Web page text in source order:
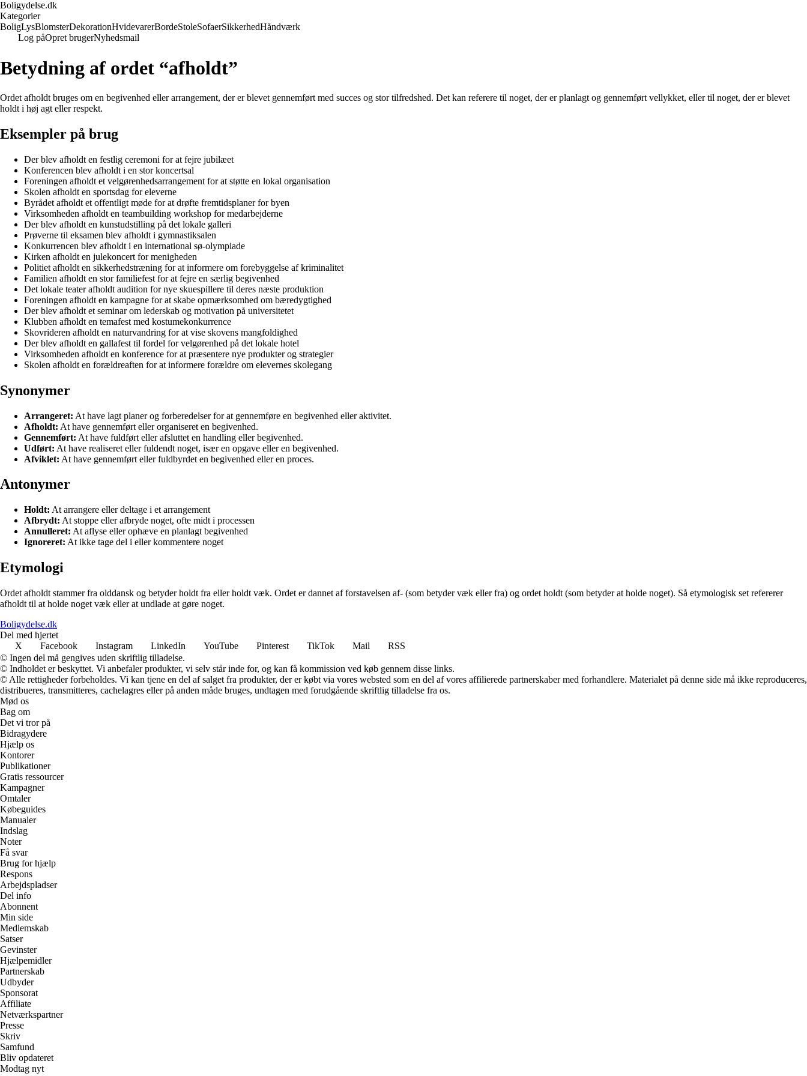
Boligydelse.dk
Kategorier
BoligLysBlomsterDekorationHvidevarerBordeStoleSofaerSikkerhedHåndværk
Log påOpret brugerNyhedsmail
Betydning af ordet “afholdt”
Ordet afholdt bruges om en begivenhed eller arrangement, der er blevet gennemført med succes og stor tilfredshed. Det kan referere til noget, der er planlagt og gennemført vellykket, eller til noget, der er blevet
holdt i høj agt eller respekt.
Eksempler på brug
Der blev afholdt en festlig ceremoni for at fejre jubilæet
Konferencen blev afholdt i en stor koncertsal
Foreningen afholdt et velgørenhedsarrangement for at støtte en lokal organisation
Skolen afholdt en sportsdag for eleverne
Byrådet afholdt et offentligt møde for at drøfte fremtidsplaner for byen
Virksomheden afholdt en teambuilding workshop for medarbejderne
Der blev afholdt en kunstudstilling på det lokale galleri
Prøverne til eksamen blev afholdt i gymnastiksalen
Konkurrencen blev afholdt i en international sø-olympiade
Kirken afholdt en julekoncert for menigheden
Politiet afholdt en sikkerhedstræning for at informere om forebyggelse af kriminalitet
Familien afholdt en stor familiefest for at fejre en særlig begivenhed
Det lokale teater afholdt audition for nye skuespillere til deres næste produktion
Foreningen afholdt en kampagne for at skabe opmærksomhed om bæredygtighed
Der blev afholdt et seminar om lederskab og motivation på universitetet
Klubben afholdt en temafest med kostumekonkurrence
Skovrideren afholdt en naturvandring for at vise skovens mangfoldighed
Der blev afholdt en gallafest til fordel for velgørenhed på det lokale hotel
Virksomheden afholdt en konference for at præsentere nye produkter og strategier
Skolen afholdt en forældreaften for at informere forældre om elevernes skolegang
Synonymer
Arrangeret: At have lagt planer og forberedelser for at gennemføre en begivenhed eller aktivitet.
Afholdt: At have gennemført eller organiseret en begivenhed.
Gennemført: At have fuldført eller afsluttet en handling eller begivenhed.
Udført: At have realiseret eller fuldendt noget, især en opgave eller en begivenhed.
Afviklet: At have gennemført eller fuldbyrdet en begivenhed eller en proces.
Antonymer
Holdt: At arrangere eller deltage i et arrangement
Afbrydt: At stoppe eller afbryde noget, ofte midt i processen
Annulleret: At aflyse eller ophæve en planlagt begivenhed
Ignoreret: At ikke tage del i eller kommentere noget
Etymologi
Ordet afholdt stammer fra olddansk og betyder holdt fra eller holdt væk. Ordet er dannet af forstavelsen af- (som betyder væk eller fra) og ordet holdt (som betyder at holde noget). Så etymologisk set refererer
afholdt til at holde noget væk eller at undlade at gøre noget.
Boligydelse.dk
Del med hjertet
X
Facebook Instagram LinkedIn YouTube Pinterest TikTok Mail
RSS
© Ingen del må gengives uden skriftlig tilladelse.
© Indholdet er beskyttet. Vi anbefaler produkter, vi selv står inde for, og kan få kommission ved køb gennem disse links.
© Alle rettigheder forbeholdes. Vi kan tjene en del af salget fra produkter, der er købt via vores websted som en del af vores affilierede partnerskaber med forhandlere. Materialet på denne side må ikke reproduceres,
distribueres, transmitteres, cachelagres eller på anden måde bruges, undtagen med forudgående skriftlig tilladelse fra os.
Mød os
Bag om
Det vi tror på
Bidragydere
Hjælp os
Kontorer
Publikationer
Gratis ressourcer
Kampagner
Omtaler
Købeguides
Manualer
Indslag
Noter
Få svar
Brug for hjælp
Respons
Arbejdspladser
Del info
Abonnent
Min side
Medlemskab
Satser
Gevinster
Hjælpemidler
Partnerskab
Udbyder
Sponsorat
Affiliate
Netværkspartner
Presse
Skriv
Samfund
Bliv opdateret
Modtag nyt